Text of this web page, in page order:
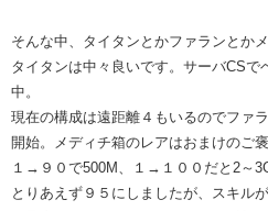
そんな中、タイタンとかファランとか
タイタンは中々良いです。サーバCS
中。
現在の構成は遠距離４もいるのでファ
開始。メディチ箱のレアはおまけのご
１→９０で500M、１→１００だと2～
とりあえず９５にしましたが、スキル